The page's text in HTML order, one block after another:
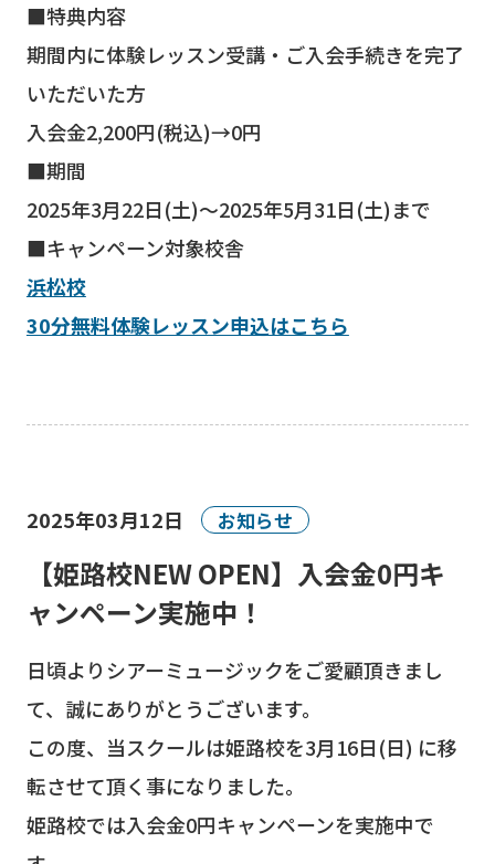
■特典内容
期間内に体験レッスン受講・ご入会手続きを完了
いただいた方
入会金2,200円(税込)→0円
■期間
2025年3月22日(土)～2025年5月31日(土)まで
■キャンペーン対象校舎
浜松校
30分無料体験レッスン申込はこちら
2025年03月12日 お知らせ
【姫路校NEW OPEN】入会金0円キ
ャンペーン実施中！
日頃よりシアーミュージックをご愛顧頂きまし
て、誠にありがとうございます。
この度、当スクールは姫路校を3月16日(日) に移
転させて頂く事になりました。
姫路校では入会金0円キャンペーンを実施中で